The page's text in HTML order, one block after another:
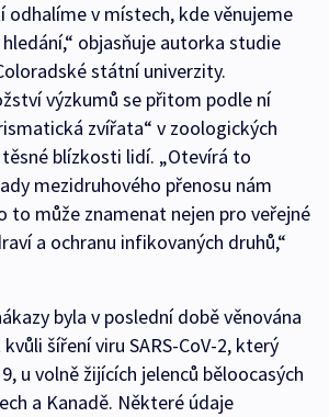
odhalíme v místech, kde věnujeme
objasňuje autorka studie
státní univerzity.
výzkumů se přitom podle ní
zvířata“ v zoologických
blízkosti lidí. „Otevírá to
mezidruhového přenosu nám
to může znamenat nejen pro veřejné
a ochranu infikovaných druhů,“
byla v poslední době věnována
šíření viru SARS-CoV-2, který
u volně žijících jelenců běloocasých
a Kanadě. Některé údaje